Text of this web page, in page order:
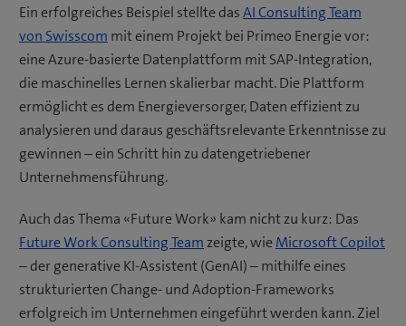
Ein erfolgreiches Beispiel stellte dasAI Consulting Team
von Swisscom mit einem Projekt bei Primeo Energie vor:
eine Azure-basierte Datenplattform mit SAP-Integration,
die maschinelles Lernen skalierbar macht. Die Plattform
ermöglicht es dem Energieversorger, Daten effizient zu
analysieren und daraus geschäftsrelevante Erkenntnisse zu
gewinnen – ein Schritt hin zu datengetriebener
Unternehmensführung.
Auch das Thema «Future Work» kam nicht zu kurz: Das
Future Work Consulting Team zeigte, wieMicrosoft Copilot
– der generative KI-Assistent (GenAI) – mithilfe eines
strukturierten Change- und Adoption-Frameworks
erfolgreich im Unternehmen eingeführt werden kann. Ziel